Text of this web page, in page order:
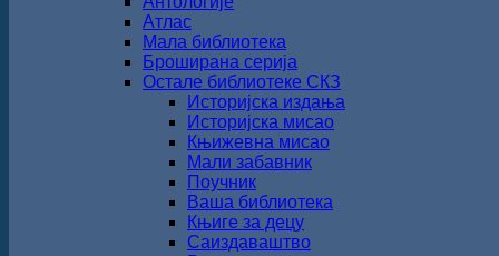
Атлас
Мала библиотека
Броширана серија
Остале библиотеке СКЗ
Историјска издања
Историјска мисао
Књижевна мисао
Мали забавник
Поучник
Ваша библиотека
Књиге за децу
Саиздаваштво